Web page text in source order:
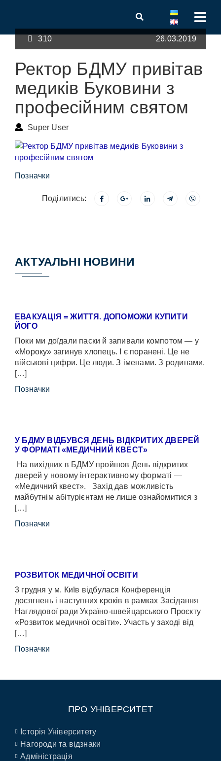
310 26.03.2019
Ректор БДМУ привітав
медиків Буковини з
професійним святом
Super User
Позначки
Поділитись:
АКТУАЛЬНІ НОВИНИ
ЕВАКУАЦІЯ = ЖИТТЯ. ДОПОМОЖИ КУПИТИ
ЙОГО
Поки ми доїдали паски й запивали компотом — у
«Мороку» загинув хлопець. І є поранені. Це не
військові цифри. Це люди. З іменами. З родинами,
[…]
Позначки
У БДМУ ВІДБУВСЯ ДЕНЬ ВІДКРИТИХ ДВЕРЕЙ
У ФОРМАТІ «МЕДИЧНИЙ КВЕСТ»
На вихідних в БДМУ пройшов День відкритих
дверей у новому інтерактивному форматі —
«Медичний квест». Захід дав можливість
майбутнім абітурієнтам не лише ознайомитися з
[…]
Позначки
РОЗВИТОК МЕДИЧНОЇ ОСВІТИ
3 грудня у м. Київ відбулася Конференція
досягнень і наступних кроків в рамках Засідання
Наглядової ради Україно-швейцарського Проєкту
«Розвиток медичної освіти». Участь у заході від
[…]
Позначки
ПРО УНІВЕРСИТЕТ
Історія Університету
Нагороди та відзнаки
Адміністрація